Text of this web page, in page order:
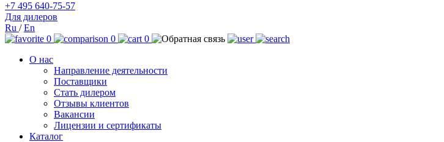
+7 495 640-75-57
Для дилеров
Ru /En
0
0
0
О нас
Направление деятельности
Поставщики
Стать дилером
Отзывы клиентов
Вакансии
Лицензии и сертификаты
Каталог